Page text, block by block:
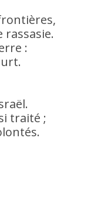
:
traité ;